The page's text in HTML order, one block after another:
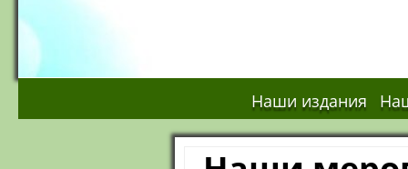
Наши издания